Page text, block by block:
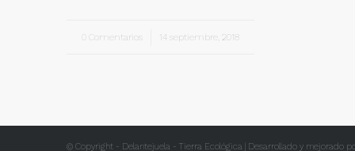
0 Comentarios
/ 14 septiembre, 2018
© Copyright - Delantejuela - Tierra Ecológica | Desarrollado y mejorado